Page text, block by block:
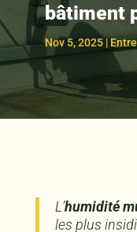
bâtiment
Nov 5, 2025|
L’humidité
les plus